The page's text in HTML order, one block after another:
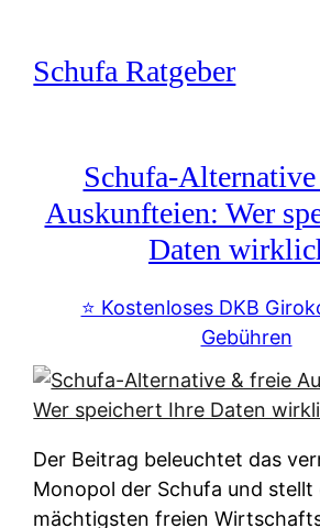
springen
Schufa Ratgeber
Schufa-
Auskunfteien: Wer
Daten
⭐️ Kostenloses DKB
Gebühren
Der Beitrag beleuchtet das
Monopol der Schufa und stellt
mächtigsten freien